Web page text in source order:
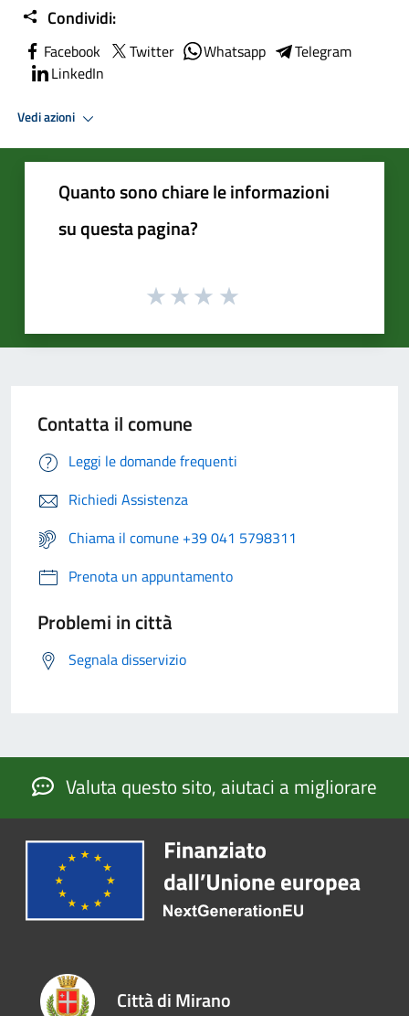
Condividi:
Facebook Twitter Whatsapp
Telegram
LinkedIn
Vedi azioni
Quanto sono chiare le informazioni
su questa pagina?
Contatta il comune
Leggi le domande frequenti
Richiedi Assistenza
Chiama il comune +39 041 5798311
Prenota un appuntamento
Problemi in città
Segnala disservizio
Valuta questo sito, aiutaci a migliorare
Città di Mirano